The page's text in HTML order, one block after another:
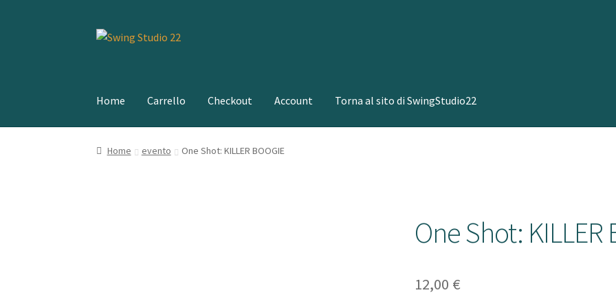
Vai
Vai
Home Carrello Checkout Account Torna al sito di SwingStudio22
Home evento One Shot: KILLER BOOGIE
One Shot: KILLER
12,00 €